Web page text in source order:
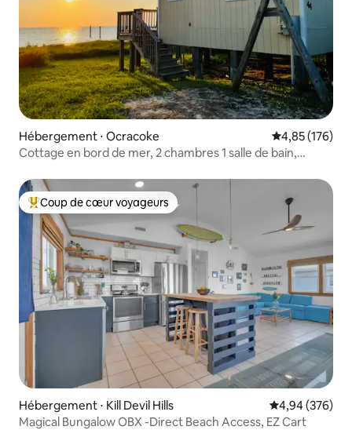
Hébergement ⋅ Ocracoke Évaluation
4,85 (176)
Cottage en bord de mer, 2 chambres 1 salle de bain,
Coups de cœur voyageurs les plus appréciés
Coup de cœur voyageurs
Hébergement ⋅ Kill Devil Hills Évaluation
4,94 (376)
Magical Bungalow OBX -Direct Beach Access, EZ Cart